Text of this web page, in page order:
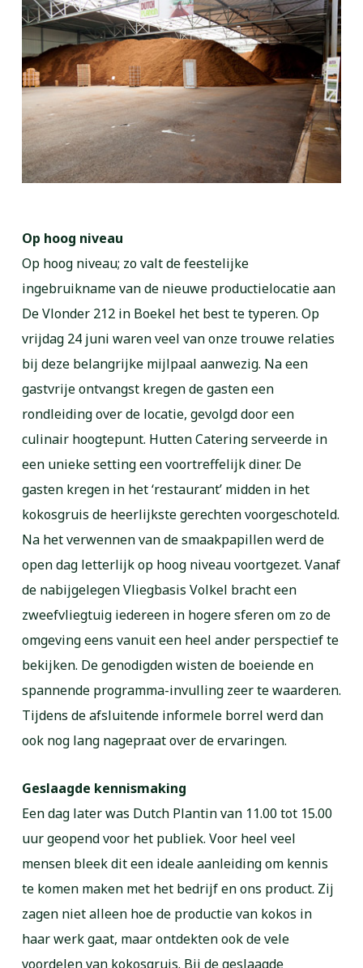
Op hoog niveau
Op hoog niveau; zo valt de feestelijke
ingebruikname van de nieuwe productielocatie aan
De Vlonder 212 in Boekel het best te typeren. Op
vrijdag 24 juni waren veel van onze trouwe relaties
bij deze belangrijke mijlpaal aanwezig. Na een
gastvrije ontvangst kregen de gasten een
rondleiding over de locatie, gevolgd door een
culinair hoogtepunt. Hutten Catering serveerde in
een unieke setting een voortreffelijk diner. De
gasten kregen in het ‘restaurant’ midden in het
kokosgruis de heerlijkste gerechten voorgeschoteld.
Na het verwennen van de smaakpapillen werd de
open dag letterlijk op hoog niveau voortgezet. Vanaf
de nabijgelegen Vliegbasis Volkel bracht een
zweefvliegtuig iedereen in hogere sferen om zo de
omgeving eens vanuit een heel ander perspectief te
bekijken. De genodigden wisten de boeiende en
spannende programma-invulling zeer te waarderen.
Tijdens de afsluitende informele borrel werd dan
ook nog lang nagepraat over de ervaringen.
Geslaagde kennismaking
Een dag later was Dutch Plantin van 11.00 tot 15.00
uur geopend voor het publiek. Voor heel veel
mensen bleek dit een ideale aanleiding om kennis
te komen maken met het bedrijf en ons product. Zij
zagen niet alleen hoe de productie van kokos in
haar werk gaat, maar ontdekten ook de vele
voordelen van kokosgruis. Bij de geslaagde